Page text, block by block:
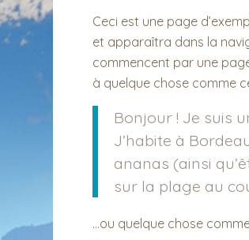
Ceci est une page
et apparaîtra dans la
commencent par une
à quelque chose comme
Bonjour ! Je suis
J’habite à
ananas (ainsi
sur la plage au
…ou quelque chose